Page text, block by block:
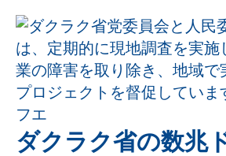
ダクラク省の数兆